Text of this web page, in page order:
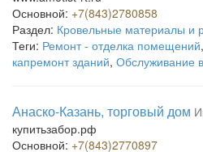
Основной: +7(843)2780858
Раздел: Кровельные материалы и
Теги: Ремонт - отделка помещений,
капремонт зданий, Обслуживание
Анаско-Казань, торговый дом
купитьзабор.рф
Основной: +7(843)2770897